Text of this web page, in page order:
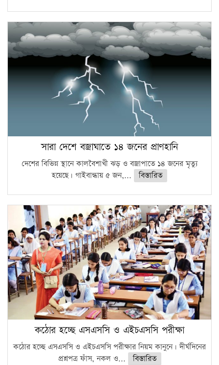
সারা দেশে বজ্রাঘাতে ১৪ জনের প্রাণহানি
দেশের বিভিন্ন স্থানে কালবৈশাখী ঝড় ও বজ্রাপাতে ১৪ জনের মৃত্যু
হয়েছে। গাইবান্ধায় ৫ জন,...
বিস্তারিত
কঠোর হচ্ছে এসএসসি ও এইচএসসি পরীক্ষা
কঠোর হচ্ছে এসএসসি ও এইচএসসি পরীক্ষার নিয়ম কানুনে। দীর্ঘদিনের
প্রশ্নপত্র ফাঁস, নকল ও...
বিস্তারিত